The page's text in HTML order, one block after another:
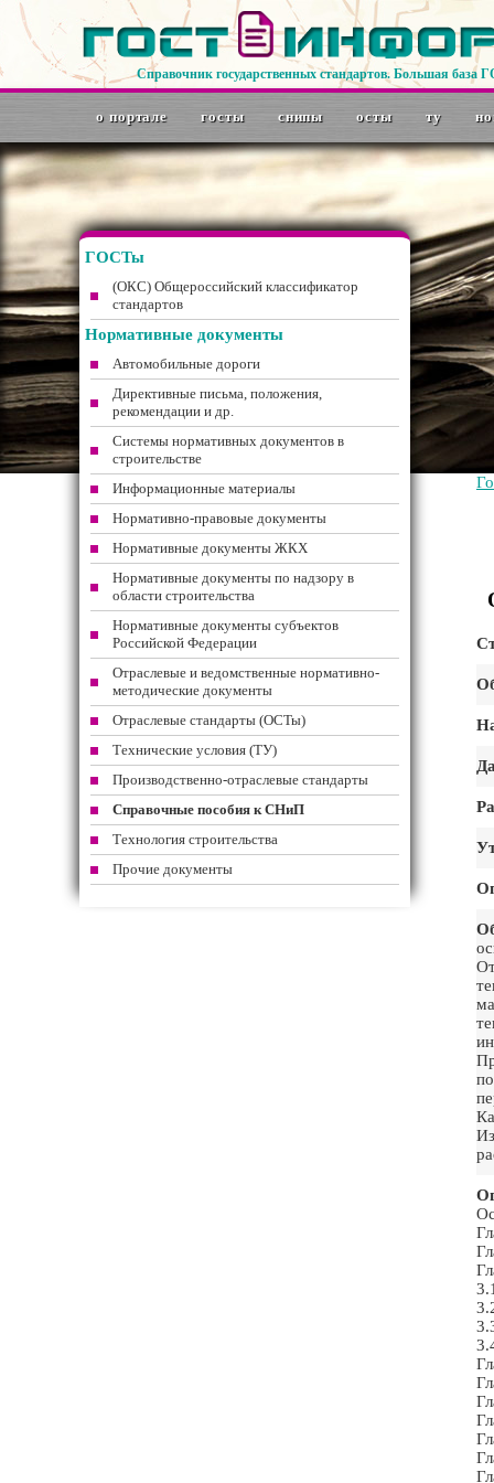
Справочник государственных стандартов. Большая база
о портале госты снипы осты ту
ГОСТы
(ОКС) Общероссийский классификатор
стандартов
Нормативные документы
Автомобильные дороги
Директивные письма, положения,
рекомендации и др.
Системы нормативных документов в
строительстве
Информационные материалы
Нормативно-правовые документы
Нормативные документы ЖКХ
Нормативные документы по надзору в
области строительства
Нормативные документы субъектов
Российской Федерации
Отраслевые и ведомственные нормативно-
методические документы
Отраслевые стандарты (ОСТы)
Технические условия (ТУ)
Производственно-отраслевые стандарты
Справочные пособия к СНиП
Технология строительства
Прочие документы